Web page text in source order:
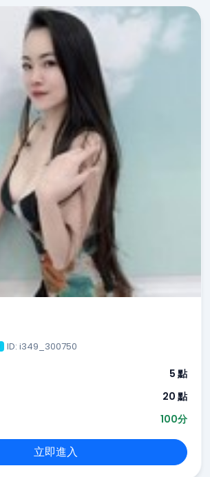
ID: i349_300750
5 點
20 點
100分
立即進入